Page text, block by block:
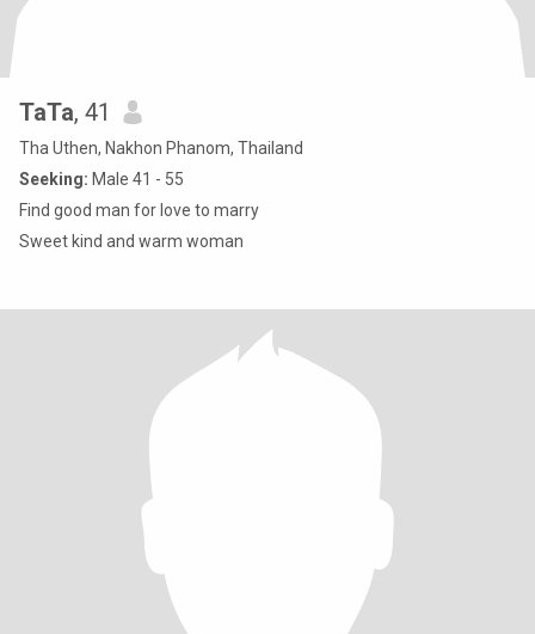
TaTa, 41
Tha Uthen, Nakhon Phanom, Thailand
Seeking: Male 41 - 55
Find good man for love to marry
Sweet kind and warm woman